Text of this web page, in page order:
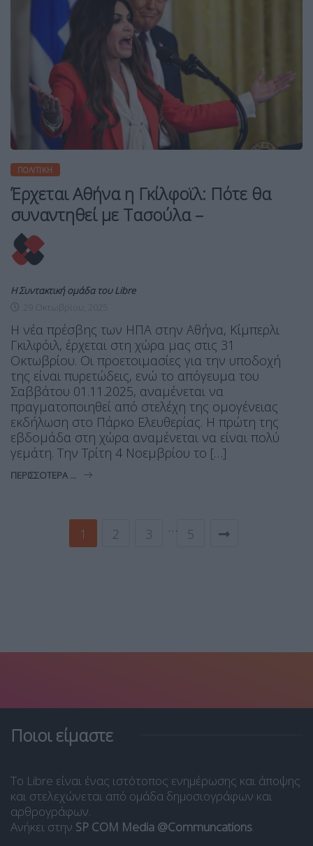
ΠΟΛΙΤΙΚΉ
Έρχεται Αθήνα η Γκίλφοϊλ: Πότε θα
συναντηθεί με Τασούλα –
Η Συντακτική ομάδα του Libre
29 Οκτωβρίου, 2025
Η νέα πρέσβης των ΗΠΑ στην Αθήνα, Κίμπερλι
Γκιλφόιλ, έρχεται στη χώρα μας στις 31
Οκτωβρίου. Οι προετοιμασίες για την υποδοχή
της είναι πυρετώδεις, ενώ το απόγευμα του
Σαββάτου 01.11.2025, αναμένεται να
πραγματοποιηθεί από στελέχη της ομογένειας
εκδήλωση στο Πάρκο Ελευθερίας. Η πρώτη της
εβδομάδα στη χώρα αναμένεται να είναι πολύ
γεμάτη. Την Τρίτη 4 Νοεμβρίου το […]
ΠΕΡΙΣΣΌΤΕΡΑ ...
1 2 3 … 5
Ποιοι είμαστε
Το Libre είναι ένας ιστότοπος ενημέρωσης και άποψης
και στελεχώνεται από ομάδα δημοσιογράφων και
αρθρογράφων.
Ανήκει στην SP COM Media @Communcations.